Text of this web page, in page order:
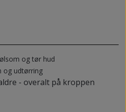
FORFOD
PÅ FØDDERNE
RESTLESS LEGS
og tør hud
og udtørring
- overalt på kroppen